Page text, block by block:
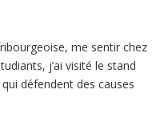
me sentir chez
j’ai visité le stand
défendent des causes